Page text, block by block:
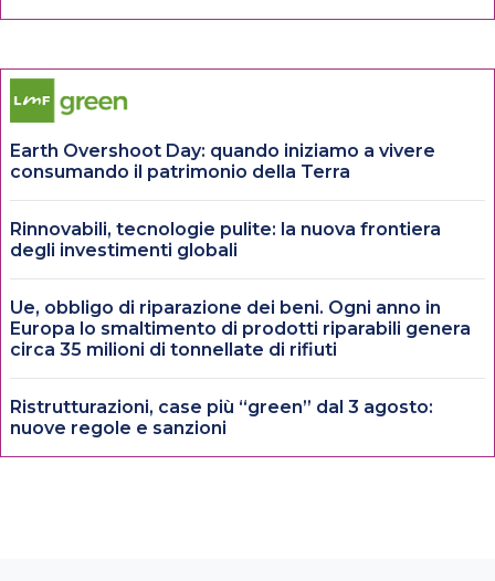
Earth Overshoot Day: quando iniziamo a vivere
consumando il patrimonio della Terra
Rinnovabili, tecnologie pulite: la nuova frontiera
degli investimenti globali
Ue, obbligo di riparazione dei beni. Ogni anno in
Europa lo smaltimento di prodotti riparabili genera
circa 35 milioni di tonnellate di rifiuti
Ristrutturazioni, case più “green” dal 3 agosto:
nuove regole e sanzioni